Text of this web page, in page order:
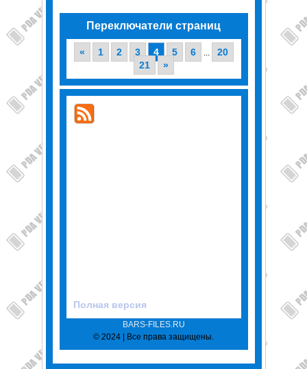
Переключатели страниц
« 1 2 3 4 5 6 ...
20
21
»
Полная версия
BARS-FILES.RU
© 2024 | Все права защищены.